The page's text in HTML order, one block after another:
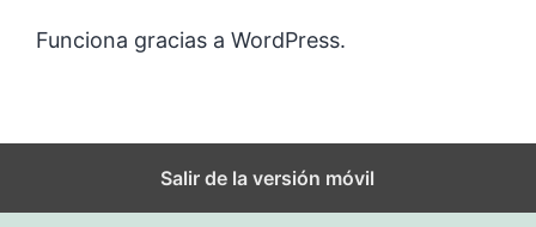
Funciona gracias a WordPress.
Salir de la versión móvil